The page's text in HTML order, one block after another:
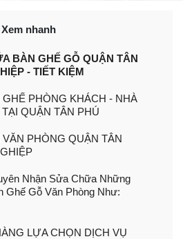
Xem nhanh
BÀN GHẾ GỖ QUẬN TÂN
- TIẾT KIỆM
PHÒNG KHÁCH - NHÀ
QUẬN TÂN PHÚ
PHÒNG QUẬN TÂN
Nhận Sửa Chữa Những
Ghế Gỗ Văn Phòng Như:
LỰA CHỌN DỊCH VỤ